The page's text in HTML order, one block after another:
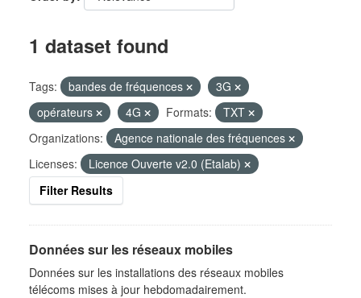
1 dataset found
Tags: bandes de fréquences
3G
opérateurs
4G Formats:
TXT
Organizations:
Agence nationale des fréquences
Licenses:
Licence Ouverte v2.0 (Etalab)
Filter Results
Données sur les réseaux mobiles
Données sur les installations des réseaux mobiles
télécoms mises à jour hebdomadairement.